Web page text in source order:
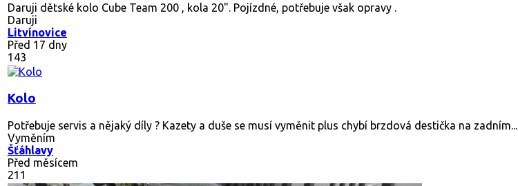
Daruji dětské kolo Cube Team 200 , kola 20". Pojízdné, potřebuje však opravy .
Daruji
Litvínovice
Před 17 dny
143
Kolo
Potřebuje servis a nějaký díly ? Kazety a duše se musí vyměnit plus chybí brzdová destička na zadním...
Vyměním
Šťáhlavy
Před měsícem
211